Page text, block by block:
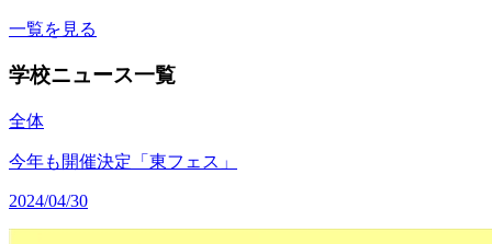
一覧を見る
学校ニュース一覧
全体
今年も開催決定「東フェス」
2024/04/30